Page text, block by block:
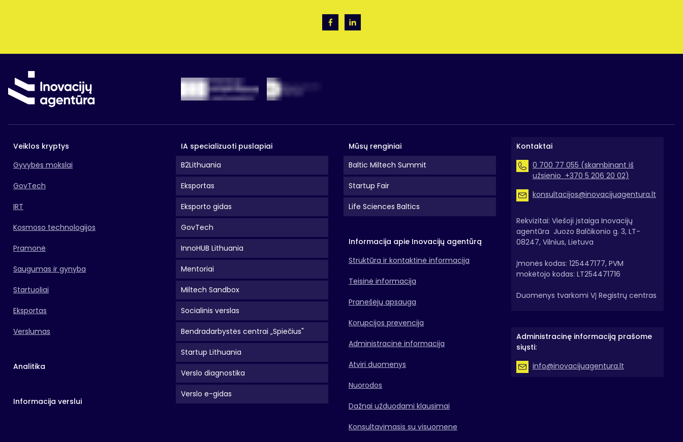
Veiklos kryptys
Gyvybės mokslai
GovTech
IRT
Kosmoso technologijos
Pramonė
Saugumas ir gynyba
Startuoliai
Eksportas
Verslumas
Analitika
Informacija verslui
IA specializuoti puslapiai
B2Lithuania
Eksportas
Eksporto gidas
GovTech
InnoHUB Lithuania
Mentoriai
Miltech Sandbox
Socialinis verslas
Bendradarbystės centrai „Spiečius"
Startup Lithuania
Verslo diagnostika
Verslo e-gidas
Mūsų renginiai
Baltic Miltech Summit
Startup Fair
Life Sciences Baltics
Informacija apie Inovacijų agentūrą
Struktūra ir kontaktinė informacija
Teisinė informacija
Pranešėjų apsauga
Korupcijos prevencija
Administracinė informacija
Atviri duomenys
Nuorodos
Dažnai užduodami klausimai
Konsultavimasis su visuomene
Kontaktai
0 700 77 055 (skambinant iš
užsienio +370 5 206 20 02)
konsultacijos@inovacijuagentura.lt
Rekvizitai: Viešoji įstaiga Inovacijų
agentūra Juozo Balčikonio g. 3, LT-
08247, Vilnius, Lietuva
Įmonės kodas: 125447177, PVM
mokėtojo kodas: LT254471716
Duomenys tvarkomi VĮ Registrų centras
Administracinę informaciją prašome
siųsti:
info@inovacijuagentura.lt